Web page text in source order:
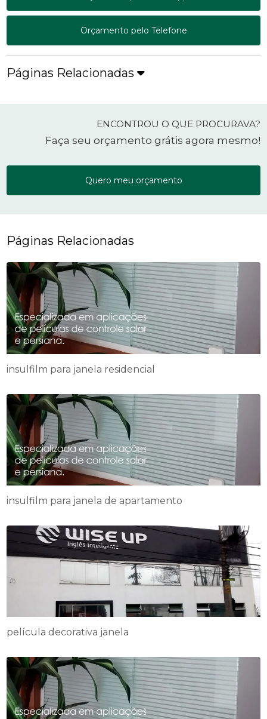
Orçamento pelo Telefone
Páginas Relacionadas
ENCONTROU O QUE PROCURAVA?
Faça seu orçamento grátis agora mesmo!
Quero meu orçamento
Páginas Relacionadas
insulfilm para janela residencial
insulfilm para janela de apartamento
película decorativa janela